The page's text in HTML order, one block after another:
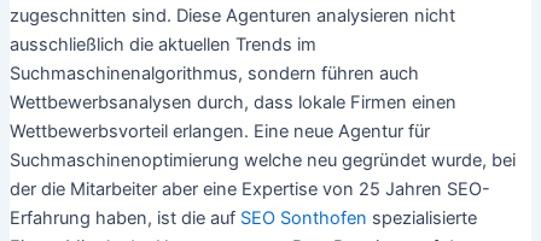
zugeschnitten sind. Diese Agenturen analysieren nicht
ausschließlich die aktuellen Trends im
Suchmaschinenalgorithmus, sondern führen auch
Wettbewerbsanalysen durch, dass lokale Firmen einen
Wettbewerbsvorteil erlangen. Eine neue Agentur für
Suchmaschinenoptimierung welche neu gegründet wurde, bei
der die Mitarbeiter aber eine Expertise von 25 Jahren SEO-
Erfahrung haben, ist die auf SEO Sonthofen spezialisierte